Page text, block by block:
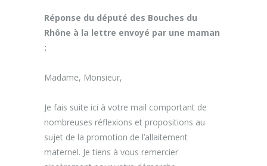
Réponse du député des Bouches du
Rhône à la lettre envoyé par une maman
:
Madame, Monsieur,
Je fais suite ici à votre mail comportant de
nombreuses réflexions et propositions au
sujet de la promotion de l’allaitement
maternel. Je tiens à vous remercier